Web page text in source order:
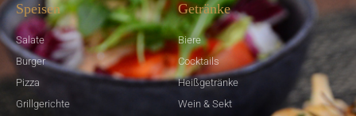
Speisen
Salate
Burger
Pizza
Grillgerichte
Getränke
Biere
Cocktails
Heißgetränke
Wein & Sekt